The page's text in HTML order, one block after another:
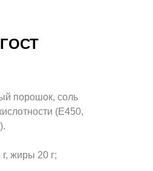
ГОСТ
порошок, соль
(Е450,
жиры 20 г;